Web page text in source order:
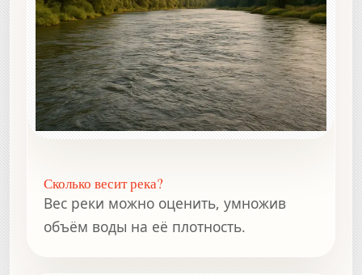
Сколько весит река?
Вес реки можно оценить, умножив
объём воды на её плотность.